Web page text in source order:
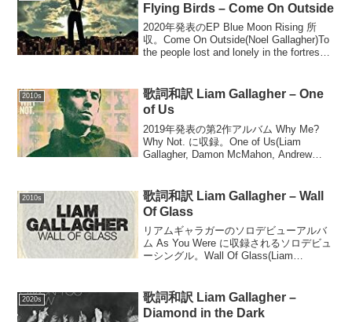
Flying Birds – Come On Outside
2020年発表のEP Blue Moon Rising 所
収。Come On Outside(Noel Gallagher)To
the people lost and lonely in the fortress
2010s
歌詞和訳 Liam Gallagher – One
of Us
2019年発表の第2作アルバム Why Me?
Why Not. に収録。One of Us(Liam
Gallagher, Damon McMahon, Andrew
2010s
歌詞和訳 Liam Gallagher – Wall
Of Glass
リアムギャラガーのソロデビューアルバ
ム As You Were に収録されるソロデビュ
ーシングル。Wall Of Glass(Liam
2020s
歌詞和訳 Liam Gallagher –
Diamond in the Dark